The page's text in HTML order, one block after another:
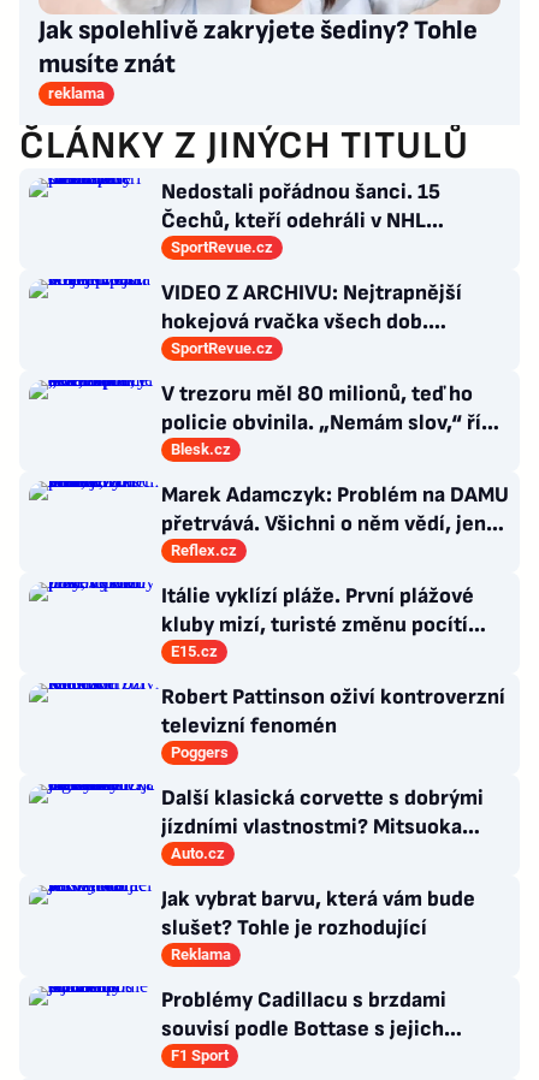
Jak spolehlivě zakryjete šediny? Tohle
musíte znát
reklama
ČLÁNKY Z JINÝCH TITULŮ
Nedostali pořádnou šanci. 15
Čechů, kteří odehráli v NHL
maximálně dva zápasy
SportRevue.cz
VIDEO Z ARCHIVU: Nejtrapnější
hokejová rvačka všech dob.
Nepadla v ní ani rána
SportRevue.cz
V trezoru měl 80 milionů, teď ho
policie obvinila. „Nemám slov,“ říká
exšéf Správy železnic
Blesk.cz
Marek Adamczyk: Problém na DAMU
přetrvává. Všichni o něm vědí, jen
moc nevědí, co s ním
Reflex.cz
Itálie vyklízí pláže. První plážové
kluby mizí, turisté změnu pocítí
brzy
E15.cz
Robert Pattinson oživí kontroverzní
televizní fenomén
Poggers
Další klasická corvette s dobrými
jízdními vlastnostmi? Mitsuoka
znovu využije legendární MX-5
Auto.cz
Jak vybrat barvu, která vám bude
slušet? Tohle je rozhodující
Reklama
Problémy Cadillacu s brzdami
souvisí podle Bottase s jejich
chlazením
F1 Sport